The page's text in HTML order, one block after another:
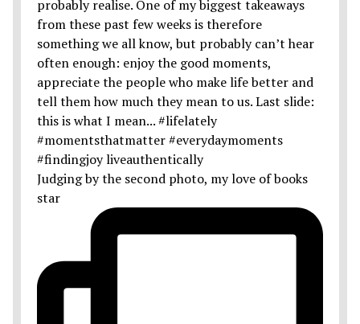
Judging by the second photo, my love of books
star